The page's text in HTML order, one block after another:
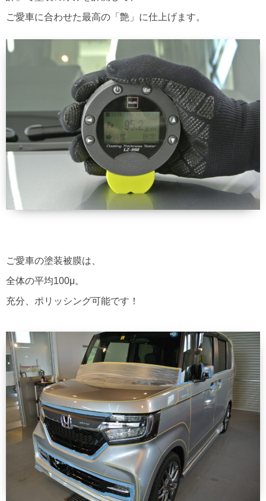
ご愛車に合わせた最高の「艶」に仕上げます。
ご愛車の塗装被膜は、
全体の平均100μ。
充分、ポリッシング可能です！